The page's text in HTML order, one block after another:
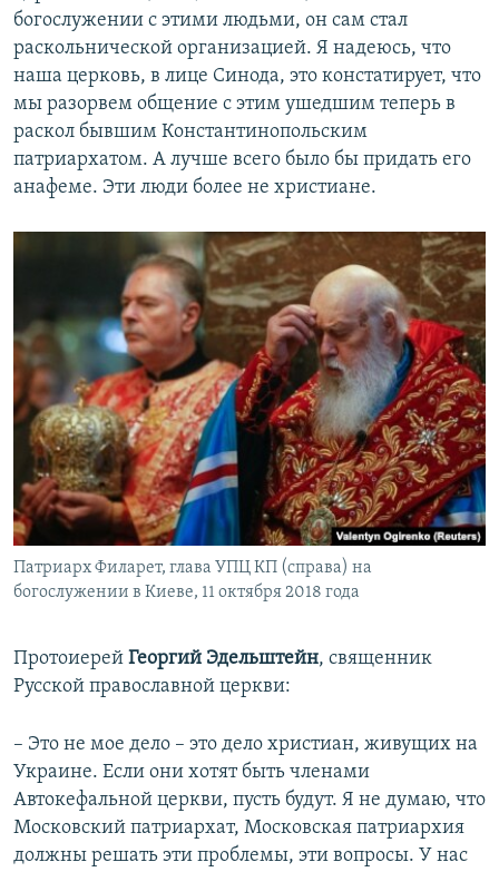
богослужении с этими людьми, он сам стал
раскольнической организацией. Я надеюсь, что
наша церковь, в лице Синода, это констатирует, что
мы разорвем общение с этим ушедшим теперь в
раскол бывшим Константинопольским
патриархатом. А лучше всего было бы придать его
анафеме. Эти люди более не христиане.
Патриарх Филарет, глава УПЦ КП (справа) на
богослужении в Киеве, 11 октября 2018 года
Протоиерей Георгий Эдельштейн, священник
Русской православной церкви:
– Это не мое дело – это дело христиан, живущих на
Украине. Если они хотят быть членами
Автокефальной церкви, пусть будут. Я не думаю, что
Московский патриархат, Московская патриархия
должны решать эти проблемы, эти вопросы. У нас